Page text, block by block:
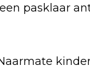
pasklaar